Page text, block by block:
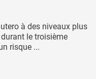
à des niveaux plus
le troisième
risque ...